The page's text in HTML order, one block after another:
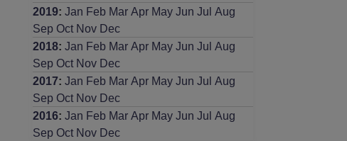
2019: Jan Feb Mar Apr May Jun Jul
Aug
Sep Oct Nov Dec
2018: Jan Feb Mar Apr May Jun Jul
Aug
Sep Oct Nov Dec
2017: Jan Feb Mar Apr May Jun Jul
Aug
Sep Oct Nov Dec
2016: Jan Feb Mar Apr May Jun Jul
Aug
Sep Oct Nov Dec